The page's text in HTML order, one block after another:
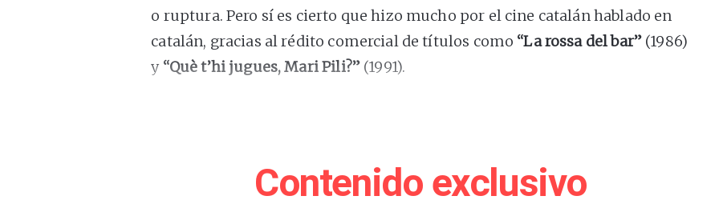
o ruptura. Pero sí es cierto que hizo mucho por el cine catalán hablado en
catalán, gracias al rédito comercial de títulos como “La rossa del bar”(1986)
y “Què t’hi jugues, Mari Pili?” (1991).
sobriedad partiendo de textos dramatúrgicos y literarios ajenos (obras de
teatro, novelas y libros de relatos de Quim Monzó, Sergi Belbel o Jordi Puntí,
Contenido exclusivo